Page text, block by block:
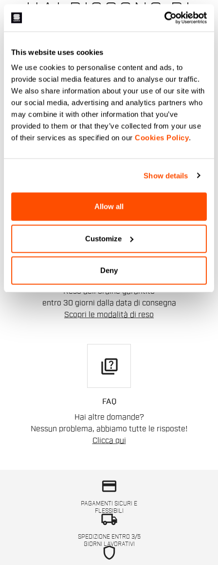
This website uses cookies
We use cookies to personalise content and ads, to
provide social media features and to analyse our traffic.
We also share information about your use of our site with
our social media, advertising and analytics partners who
may combine it with other information that you’ve
provided to them or that they’ve collected from your use
of their services as specified on our Cookies Policy.
Show details
Allow all
Customize
Deny
HAI BISOGNO DI
Per ogni tuo dubbio o necessità di supporto non ti
preoccupare,siamo qui per te!
email
Contatta il nostro Servizio Clienti
replay
RESI E RIMBORSI
Reso dell'ordine garantito
entro 30 giorni dalla data di consegna
Scopri le modalità di reso
quiz
FAQ
Hai altre domande?
Nessun problema, abbiamo tutte le risposte!
Clicca qui
credit_card
PAGAMENTI SICURI E
FLESSIBILI
local_shipping
SPEDIZIONE ENTRO 3/5
GIORNI LAVORATIVI
shield